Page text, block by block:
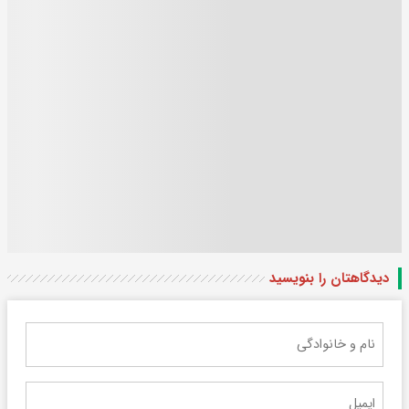
دیدگاهتان را بنویسید